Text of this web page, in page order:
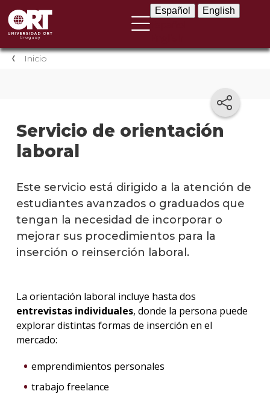
Español English
Inicio
Servicio de orientación
laboral
Este servicio está dirigido a la atención de
estudiantes avanzados o graduados que
tengan la necesidad de incorporar o
mejorar sus procedimientos para la
inserción o reinserción laboral.
La orientación laboral incluye hasta dos
entrevistas individuales, donde la persona puede
explorar distintas formas de inserción en el
mercado:
emprendimientos personales
trabajo freelance